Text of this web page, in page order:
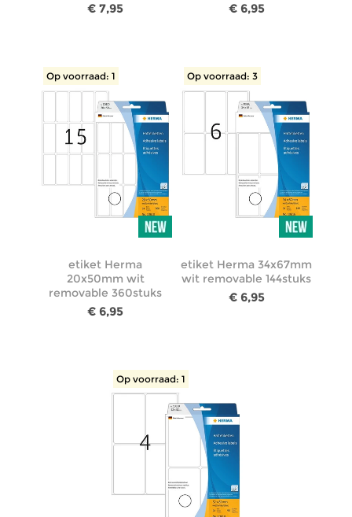
€ 7,95 € 6,95
Op voorraad: 1
etiket Herma
20x50mm wit
removable 360stuks
€ 6,95
Op voorraad: 3
etiket Herma 34x67mm
wit removable 144stuks
€ 6,95
Op voorraad: 1